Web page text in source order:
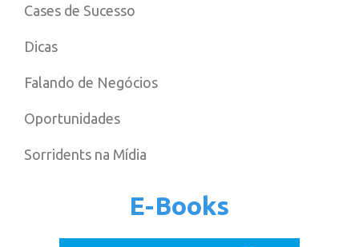
Cases de Sucesso
Dicas
Falando de Negócios
Oportunidades
Sorridents na Mídia
E-Books